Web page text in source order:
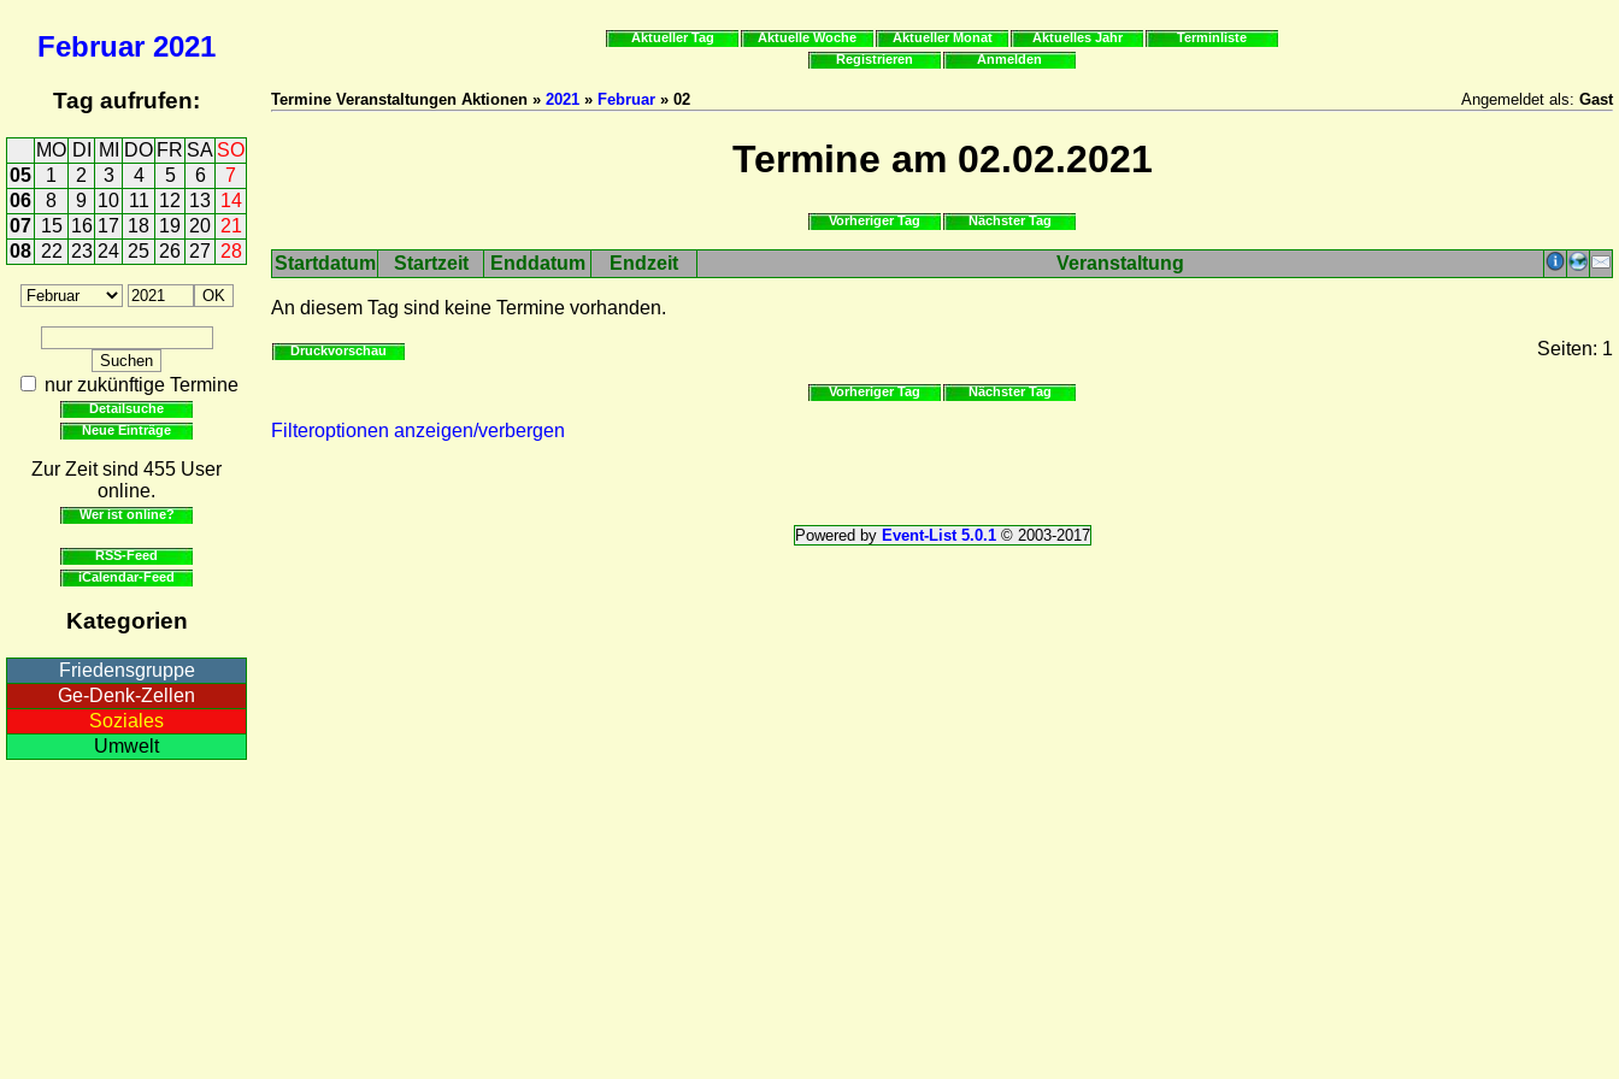
Februar 2021
Tag aufrufen:
MO DI MI DO FR SA SO
05
1 2 3 4 5 6
7
06
8 9 10 11 12 13 14
07 15 16 17 18 19 20 21
08 22 23 24 25 26 27 28
nur zukünftige Termine
Detailsuche
Neue Einträge
Zur Zeit sind 455 User
online.
Wer ist online?
RSS-Feed
iCalendar-Feed
Kategorien
Friedensgruppe
Ge-Denk-Zellen
Soziales
Umwelt
Aktueller Tag Aktuelle Woche Aktueller Monat Aktuelles Jahr
Terminliste
Registrieren
Anmelden
Termine Veranstaltungen Aktionen » 2021 » Februar » 02 Angemeldet als: Gast
Termine am 02.02.2021
Vorheriger Tag Nächster Tag
Startdatum Startzeit Enddatum Endzeit Veranstaltung
An diesem Tag sind keine Termine vorhanden.
Druckvorschau Seiten: 1
Vorheriger Tag Nächster Tag
Filteroptionen anzeigen/verbergen
Powered by Event-List 5.0.1© 2003-2017